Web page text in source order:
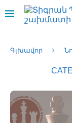
Գլխավոր